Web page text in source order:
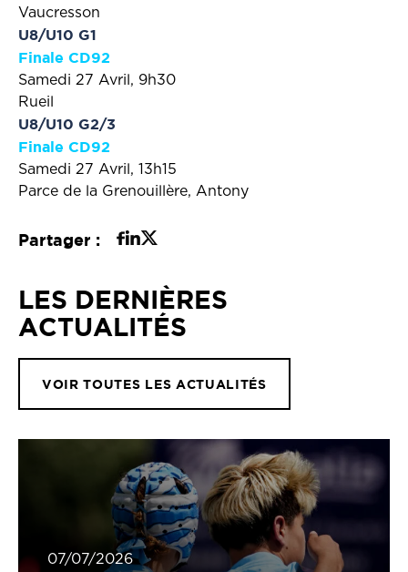
Vaucresson
U8/U10 G1
Finale CD92
Samedi 27 Avril, 9h30
Rueil
U8/U10 G2/3
Finale CD92
Samedi 27 Avril, 13h15
Parce de la Grenouillère, Antony
Partager :
LES DERNIÈRES
ACTUALITÉS
VOIR TOUTES LES ACTUALITÉS
07/07/2026